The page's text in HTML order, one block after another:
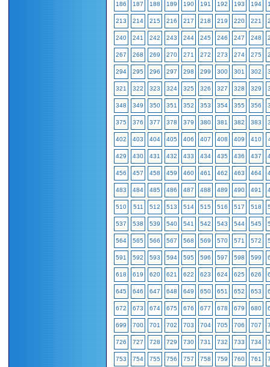
186 187 188 189 190 191 192 193 194
213 214 215 216 217 218 219 220 221
240 241 242 243 244 245 246 247 248
267 268 269 270 271 272 273 274 275
294 295 296 297 298 299 300 301 302
321 322 323 324 325 326 327 328 329
348 349 350 351 352 353 354 355 356
375 376 377 378 379 380 381 382 383
402 403 404 405 406 407 408 409 410
429 430 431 432 433 434 435 436 437
456 457 458 459 460 461 462 463 464
483 484 485 486 487 488 489 490 491
510 511 512 513 514 515 516 517 518
537 538 539 540 541 542 543 544 545
564 565 566 567 568 569 570 571 572
591 592 593 594 595 596 597 598 599
618 619 620 621 622 623 624 625 626
645 646 647 648 649 650 651 652 653
672 673 674 675 676 677 678 679 680
699 700 701 702 703 704 705 706 707
726 727 728 729 730 731 732 733 734
753 754 755 756 757 758 759 760 761